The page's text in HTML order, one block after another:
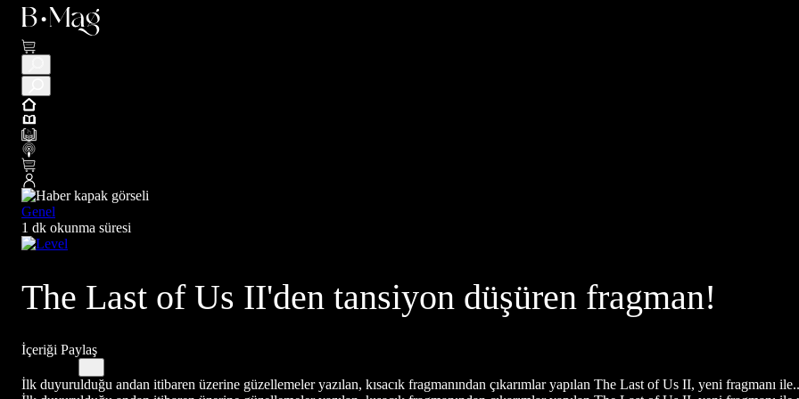
Genel
1 dk okunma süresi
The Last of Us II'den tansiyon düşüren fragman!
İçeriği Paylaş
İlk duyurulduğu andan itibaren üzerine güzellemeler yazılan, kısacık fragmanından çıkarımlar yapılan The Last of Us II, yeni fragmanı